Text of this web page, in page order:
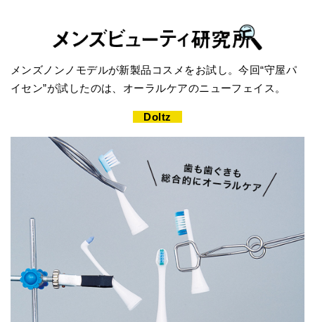
メンズノンノモデルが新製品コスメをお試し。今回“守屋パ
イセン”が試したのは、オーラルケアのニューフェイス。
Doltz